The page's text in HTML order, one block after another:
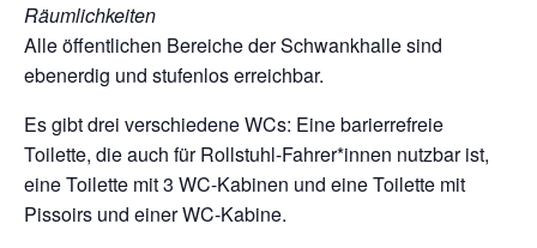
Räumlichkeiten
Alle öffentlichen Bereiche der Schwankhalle sind
ebenerdig und stufenlos erreichbar.
Es gibt drei verschiedene WCs: Eine barierrefreie
Toilette, die auch für Rollstuhl-­Fahrer*innen nutzbar ist,
eine Toilette mit 3 WC-­Kabinen und eine Toilette mit
Pissoirs und einer WC-Kabine.